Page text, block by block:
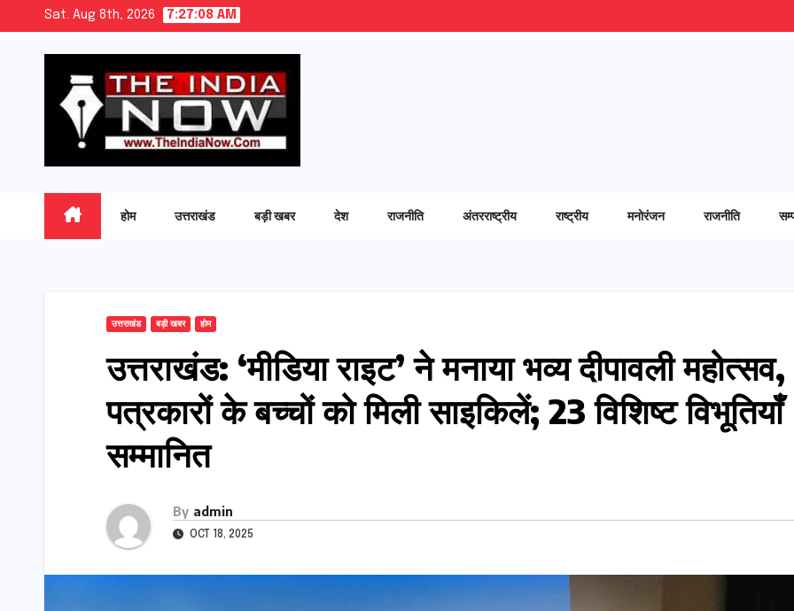
Sat. Aug 8th, 2026 7:27:09 AM
होम उत्तराखंड बड़ी खबर देश राजनीति अंतरराष्ट्रीय राष्ट्रीय मनोरंजन राजनीति
उत्तराखंड बड़ी खबर होम
उत्तराखंड: ‘मीडिया राइट’ ने मनाया भव्य दीपावली महोत्सव,
पत्रकारों के बच्चों को मिली साइकिलें; 23 विशिष्ट विभूतियाँ
सम्मानित
By admin
OCT 18, 2025